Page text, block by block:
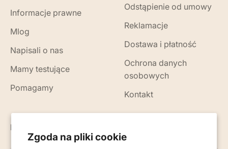
Zgoda na pliki cookie
Informacje prawne
Mlog
Napisali o nas
Mamy testujące
Pomagamy
Odstąpienie od umowy
Reklamacje
Dostawa i płatność
Ochrona danych
osobowych
Kontakt
Nowości, porady i wskazówki na Twój e-mail